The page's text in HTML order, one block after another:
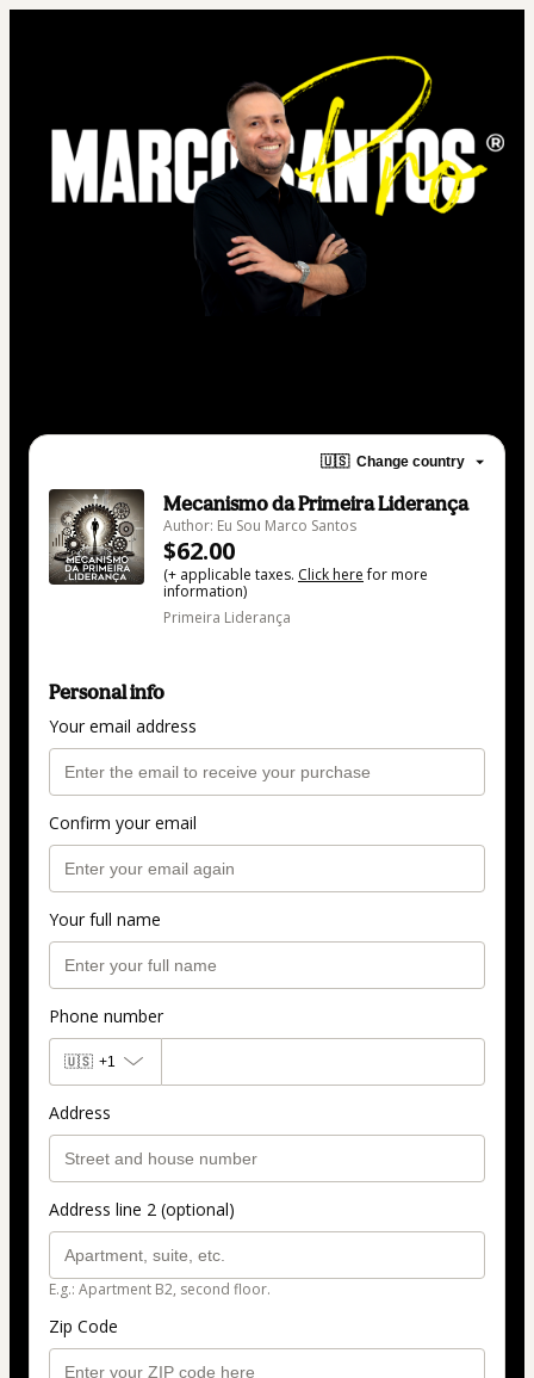
🇺🇸 Change country
Mecanismo da Primeira Liderança
Author: Eu Sou Marco Santos
$62.00
(+ applicable taxes. Click herefor more
information)
Primeira Liderança
Personal info
Your email address
Confirm your email
Your full name
Phone number
🇺🇸 +1
Address
Address line 2 (optional)
E.g.: Apartment B2, second floor.
Zip Code